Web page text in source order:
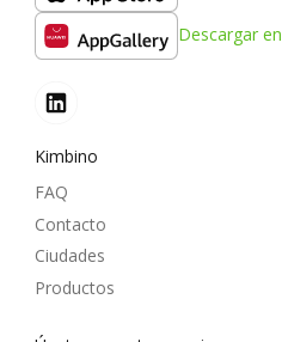
Descargar en
Kimbino
FAQ
Contacto
Ciudades
Productos